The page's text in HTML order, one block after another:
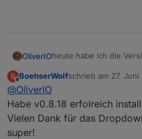
OliverIOheute habe ich die
Playtime /Spielzeit
auch im Lied
mehrere widgets,
attribute anzeigen
upload all durchführen
B
Offline
BoehserWolfschrieb am 27. Juni
zuletzt editiert von
@OliverIO
Habe v0.8.18 erfolreich
Vielen Dank für das
super!